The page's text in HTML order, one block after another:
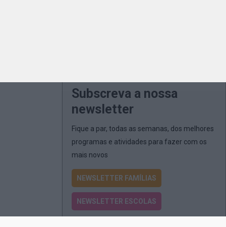
Subscreva a nossa
newsletter
Fique a par, todas as semanas, dos melhores
programas e atividades para fazer com os
mais novos
NEWSLETTER FAMÍLIAS
NEWSLETTER ESCOLAS